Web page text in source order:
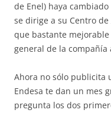
de Enel) haya
se dirige a su Centro
que bastante
general de la compañía
Ahora no sólo publicita
Endesa te dan un mes
pregunta los dos